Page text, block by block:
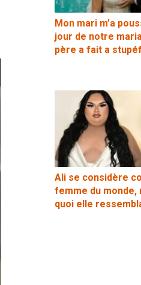
Mon mari m’a
jour de notre
père a fait a
Ali se considère
femme du monde,
quoi elle